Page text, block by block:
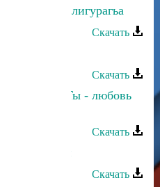
- Ярхланси лигурагьа
Скачать
Скачать
Ярикова - Ты - любовь
Скачать
- Ярхалай
Скачать